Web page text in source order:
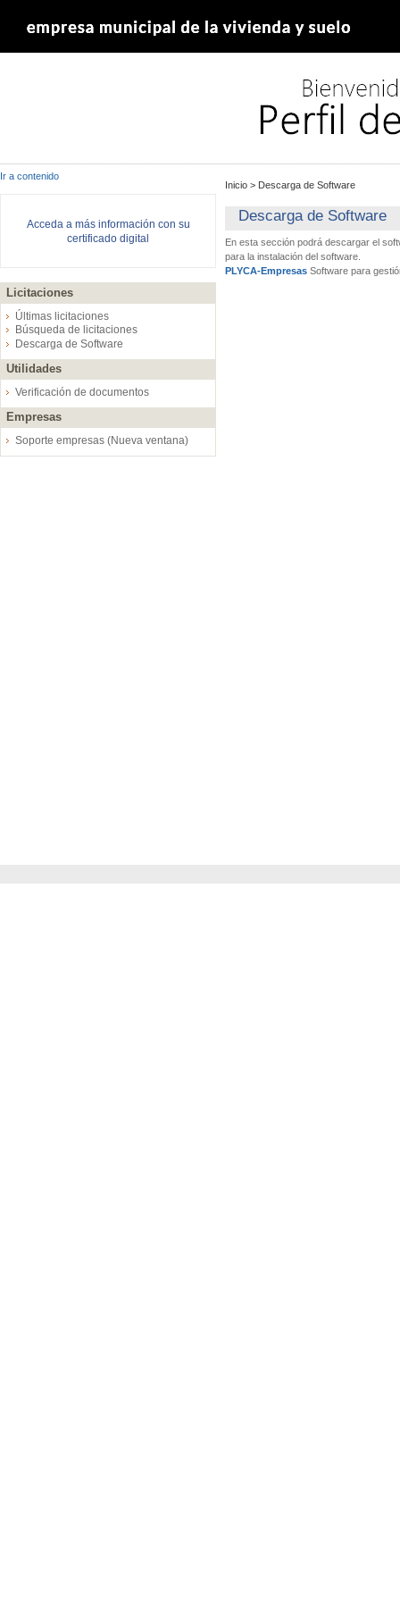
Ir a contenido
Acceda a más información con su
certificado digital
Licitaciones
Últimas licitaciones
Búsqueda de licitaciones
Descarga de Software
Utilidades
Verificación de documentos
Empresas
Soporte empresas (Nueva ventana)
Inicio > Descarga de Software
Descarga de Software
En esta sección podrá descargar el
para la instalación del software.
PLYCA-Empresas Software para